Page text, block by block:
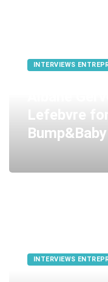
INTERVIEWS
Lefebvre
Bump&Baby
INTERVIEWS